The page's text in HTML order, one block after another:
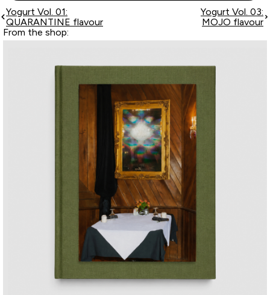
Yogurt Vol. 01:
QUARANTINE flavour
Yogurt Vol. 03:
MOJO flavour
From the shop: